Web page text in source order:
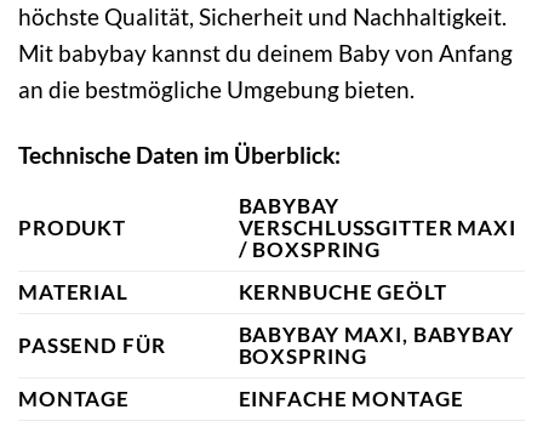
höchste Qualität, Sicherheit und Nachhaltigkeit.
Mit babybay kannst du deinem Baby von Anfang
an die bestmögliche Umgebung bieten.
Technische Daten im Überblick:
PRODUKT
BABYBAY
VERSCHLUSSGITTER MAXI
/ BOXSPRING
MATERIAL
KERNBUCHE GEÖLT
PASSEND FÜR
BABYBAY MAXI, BABYBAY
BOXSPRING
MONTAGE
EINFACHE MONTAGE